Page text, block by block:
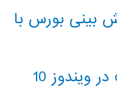
بینی بورس با